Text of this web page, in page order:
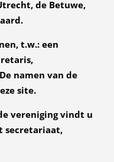
de Betuwe,
t.w.: een
namen van de
site.
vereniging vindt u
secretariaat,